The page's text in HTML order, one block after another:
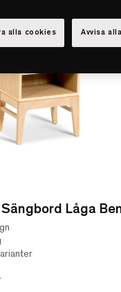
Låga
Avvisa
alla cookies